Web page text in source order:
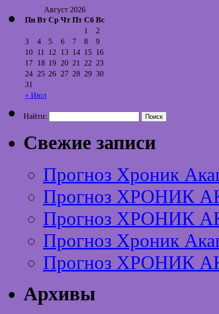
Август 2026
Пн Вт Ср Чт Пт Сб Вс
« Июл
1
2
3
4 5 6 7 8
9
10 11 12 13 14 15 16
17 18 19 20 21 22 23
24 25 26 27 28 29 30
31
Найти:
Свежие записи
Прогноз Хроник
Прогноз ХРОНИК
Прогноз ХРОНИК
Прогноз Хроник
Прогноз ХРОНИК
Архивы